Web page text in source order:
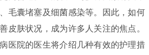
毛囊堵塞及细菌感染等。因此，如何
皮肤状况，成为许多人关注的焦点。
医院的医生将介绍几种有效的护理措